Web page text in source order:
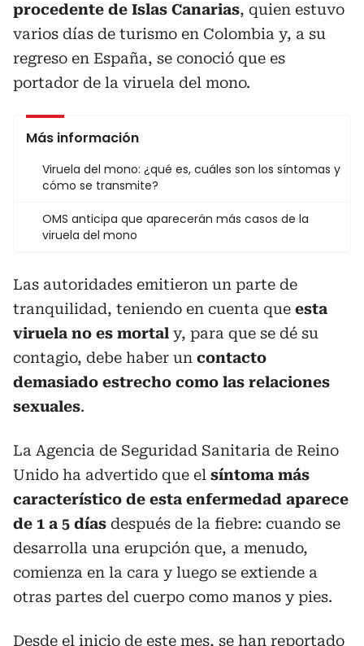
procedente de Islas Canarias, quien estuvo
varios días de turismo en Colombia y, a su
regreso en España, se conoció que es
portador de la viruela del mono.
Más información
Viruela del mono: ¿qué es, cuáles son los síntomas y
cómo se transmite?
OMS anticipa que aparecerán más casos de la
viruela del mono
Las autoridades emitieron un parte de
tranquilidad, teniendo en cuenta que esta
viruela no es mortal y, para que se dé su
contagio, debe haber un contacto
demasiado estrecho como las relaciones
sexuales.
La Agencia de Seguridad Sanitaria de Reino
Unido ha advertido que el síntoma más
característico de esta enfermedad aparece
de 1 a 5 días después de la fiebre: cuando se
desarrolla una erupción que, a menudo,
comienza en la cara y luego se extiende a
otras partes del cuerpo como manos y pies.
Desde el inicio de este mes, se han reportado